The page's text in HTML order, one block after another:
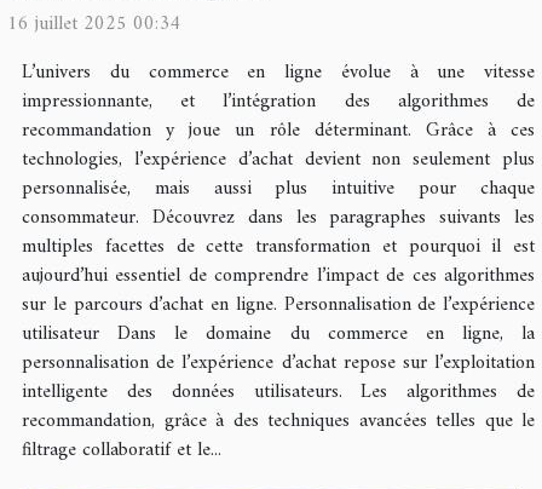
16 juillet 2025 00:34
L’univers du commerce en ligne évolue à une vitesse
impressionnante, et l’intégration des algorithmes de
recommandation y joue un rôle déterminant. Grâce à ces
technologies, l’expérience d’achat devient non seulement plus
personnalisée, mais aussi plus intuitive pour chaque
consommateur. Découvrez dans les paragraphes suivants les
multiples facettes de cette transformation et pourquoi il est
aujourd’hui essentiel de comprendre l’impact de ces algorithmes
sur le parcours d’achat en ligne. Personnalisation de l’expérience
utilisateur Dans le domaine du commerce en ligne, la
personnalisation de l’expérience d’achat repose sur l’exploitation
intelligente des données utilisateurs. Les algorithmes de
recommandation, grâce à des techniques avancées telles que le
filtrage collaboratif et le...